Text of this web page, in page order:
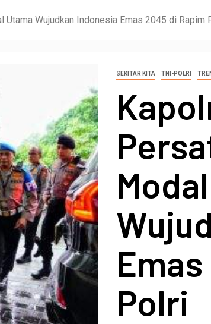
Utama Wujudkan Indonesia Emas 2045 di Rapim
SEKITAR KITA TNI-POLRI
Polri